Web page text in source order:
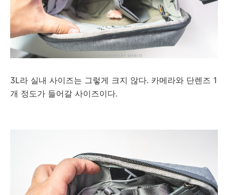
3L라 실내 사이즈는 그렇게 크지 않다. 카메라와 단렌즈 1
개 정도가 들어갈 사이즈이다.